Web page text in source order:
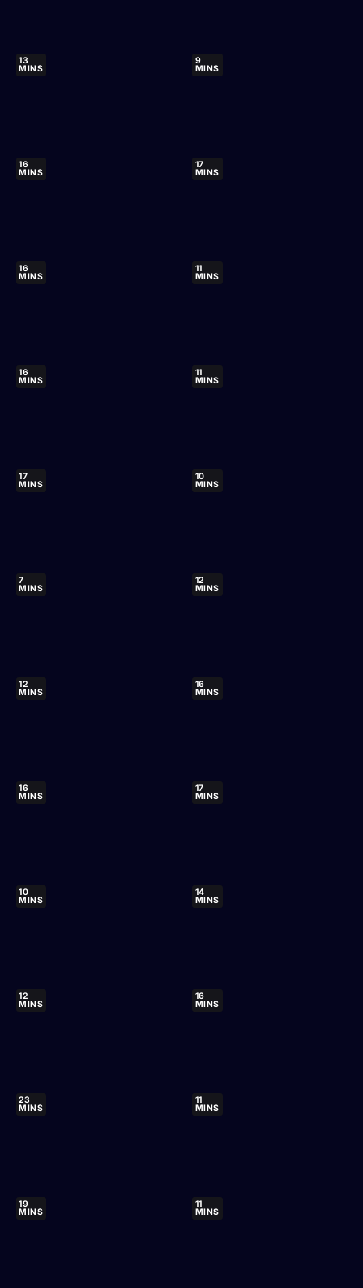
13
MINS
9
MINS
16
MINS
17
MINS
16
MINS
11
MINS
16
MINS
11
MINS
17
MINS
10
MINS
7
MINS
12
MINS
12
MINS
16
MINS
16
MINS
17
MINS
10
MINS
14
MINS
12
MINS
16
MINS
23
MINS
11
MINS
19
MINS
11
MINS